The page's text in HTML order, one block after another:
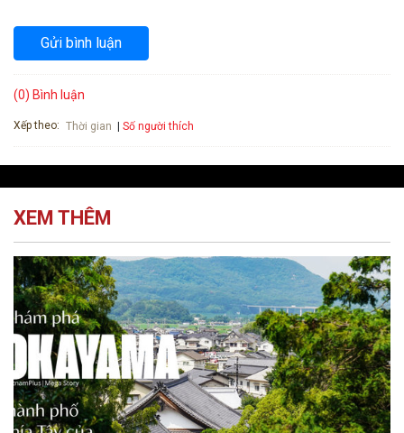
Gửi bình luận
(0) Bình luận
Xếp theo: Thời gian Số người thích
XEM THÊM